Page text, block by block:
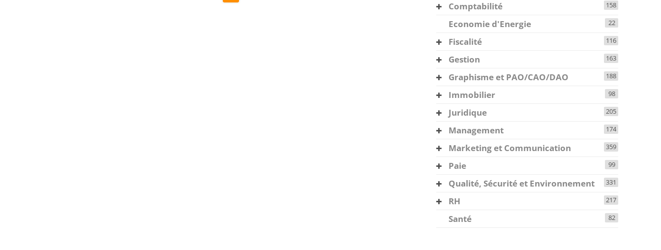
Comptabilité 158
Economie d'Energie 22
Fiscalité 116
Gestion 163
Graphisme et PAO/CAO/DAO 188
Immobilier 98
Juridique 205
Management 174
Marketing et Communication 359
Paie 99
Qualité, Sécurité et Environnement 331
RH 217
Santé 82